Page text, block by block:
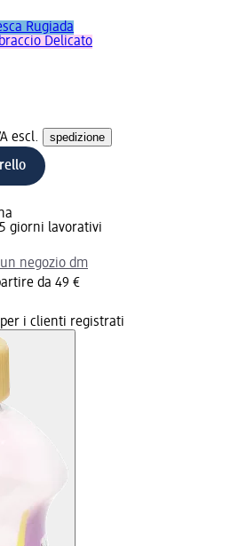
Rugiada
Delicato
escl. spedizione
giorni lavorativi
negozio dm
da 49 €
i clienti registrati